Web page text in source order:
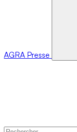
AGRA Presse